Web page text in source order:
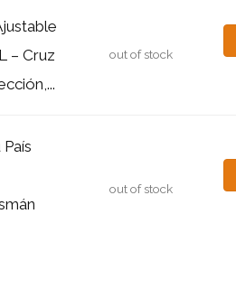
– Cruz
out of stock
out of stock